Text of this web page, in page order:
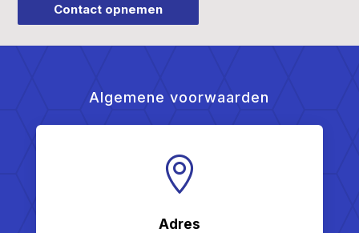
Contact opnemen
Algemene voorwaarden

Adres